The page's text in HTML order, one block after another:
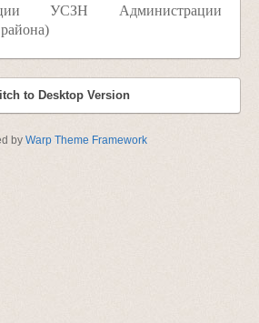
УСЗН Администрации
to Desktop Version
by Warp Theme Framework